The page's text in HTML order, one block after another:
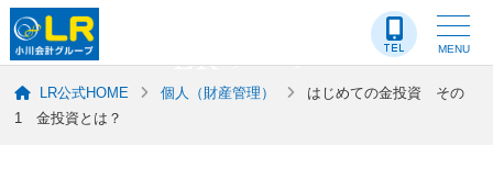
MENU
LR-ブログ
LR公式HOME 個人（財産管理）
はじめての金投資 その
1 金投資とは？